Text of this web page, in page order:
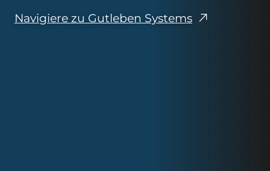
Navigiere zu Gutleben Systems